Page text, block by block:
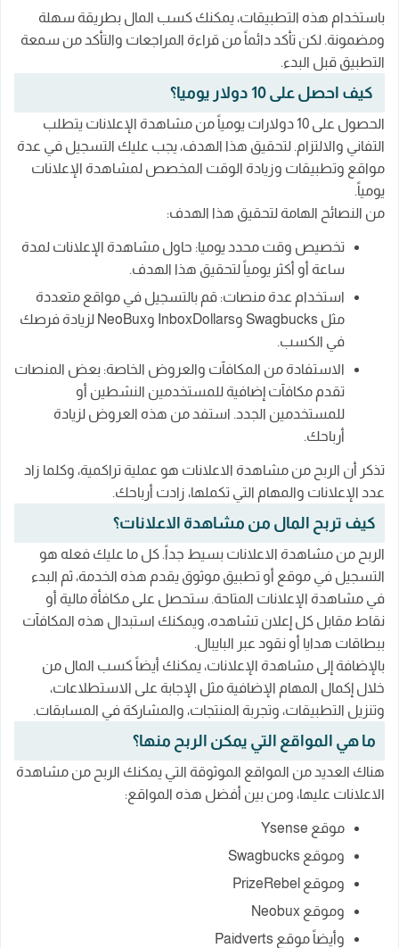
باستخدام هذه التطبيقات، يمكنك كسب المال بطريقة سهلة
ومضمونة. لكن تأكد دائماً من قراءة المراجعات والتأكد من سمعة
التطبيق قبل البدء.
كيف احصل على 10 دولار يوميا؟
الحصول على 10 دولارات يومياً من مشاهدة الإعلانات يتطلب
التفاني والالتزام. لتحقيق هذا الهدف، يجب عليك التسجيل في عدة
مواقع وتطبيقات وزيادة الوقت المخصص لمشاهدة الإعلانات
يومياً.
من النصائح الهامة لتحقيق هذا الهدف:
تخصيص وقت محدد يوميا: حاول مشاهدة الإعلانات لمدة
ساعة أو أكثر يومياً لتحقيق هذا الهدف.
استخدام عدة منصات: قم بالتسجيل في مواقع متعددة
مثل Swagbucks وInboxDollars وNeoBux لزيادة فرصك
في الكسب.
الاستفادة من المكافآت والعروض الخاصة: بعض المنصات
تقدم مكافآت إضافية للمستخدمين النشطين أو
للمستخدمين الجدد. استفد من هذه العروض لزيادة
أرباحك.
تذكر أن الربح من مشاهدة الاعلانات هو عملية تراكمية، وكلما زاد
عدد الإعلانات والمهام التي تكملها، زادت أرباحك.
كيف تربح المال من مشاهدة الاعلانات؟
الربح من مشاهدة الاعلانات بسيط جداً. كل ما عليك فعله هو
التسجيل في موقع أو تطبيق موثوق يقدم هذه الخدمة، ثم البدء
في مشاهدة الإعلانات المتاحة. ستحصل على مكافأة مالية أو
نقاط مقابل كل إعلان تشاهده، ويمكنك استبدال هذه المكافآت
ببطاقات هدايا أو نقود عبر البايبال.
بالإضافة إلى مشاهدة الإعلانات، يمكنك أيضاً كسب المال من
خلال إكمال المهام الإضافية مثل الإجابة على الاستطلاعات،
وتنزيل التطبيقات، وتجربة المنتجات، والمشاركة في المسابقات.
ما هي المواقع التي يمكن الربح منها؟
هناك العديد من المواقع الموثوقة التي يمكنك الربح من مشاهدة
الاعلانات عليها، ومن بين أفضل هذه المواقع:
موقع Ysense
وموقع Swagbucks
وموقع PrizeRebel
وموقع Neobux
وأيضاً موقع Paidverts